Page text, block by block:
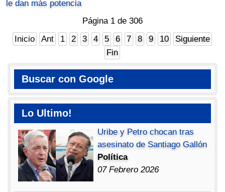
le dan más potencia
Página 1 de 306
Inicio
Ant 1 2 3 4 5 6 7 8 9 10
Siguiente
Fin
Buscar con Google
Lo Ultimo!
Uribe y Petro chocan tras
asesinato de Santiago Gallón
Política
07 Febrero 2026